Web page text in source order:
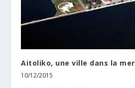
Aitoliko, une ville dans la mer
10/12/2015